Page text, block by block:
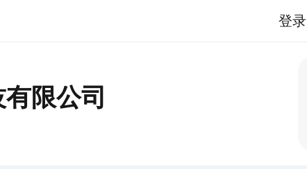
登录
限公司